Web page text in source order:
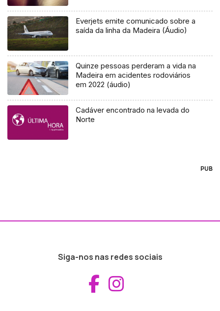
Everjets emite comunicado sobre a
saída da linha da Madeira (Áudio)
Quinze pessoas perderam a vida na
Madeira em acidentes rodoviários
em 2022 (áudio)
Cadáver encontrado na levada do
Norte
PUB
Siga-nos nas redes sociais
Aceder ao